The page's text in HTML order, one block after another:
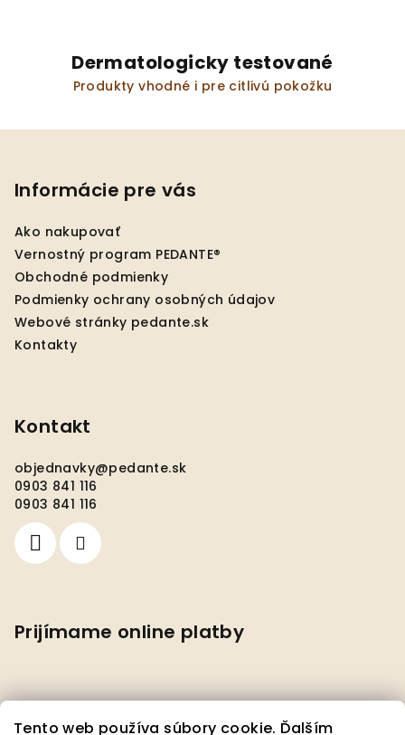
Tento web používa súbory cookie. Ďalším
Dermatologicky testované
Produkty vhodné i pre citlivú pokožku
Informácie pre vás
Ako nakupovať
Vernostný program PEDANTE®
Obchodné podmienky
Podmienky ochrany osobných údajov
Webové stránky pedante.sk
Kontakty
Kontakt
objednavky@pedante.sk
0903 841 116
0903 841 116
Prijímame online platby